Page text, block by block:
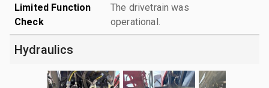
Limited Function
Check
The drivetrain was
operational.
Hydraulics